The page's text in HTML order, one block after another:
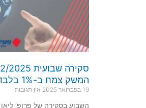
המשק צמח ב-1% בלבד ב-2024
19 בפברואר 2025 אין תגובות
השבוע בסקירה של פרופ’